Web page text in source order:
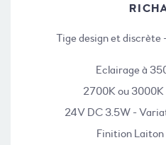
Tige design et discrète
Eclairage à
2700K ou
24V DC 3.5W -
Finition Laiton